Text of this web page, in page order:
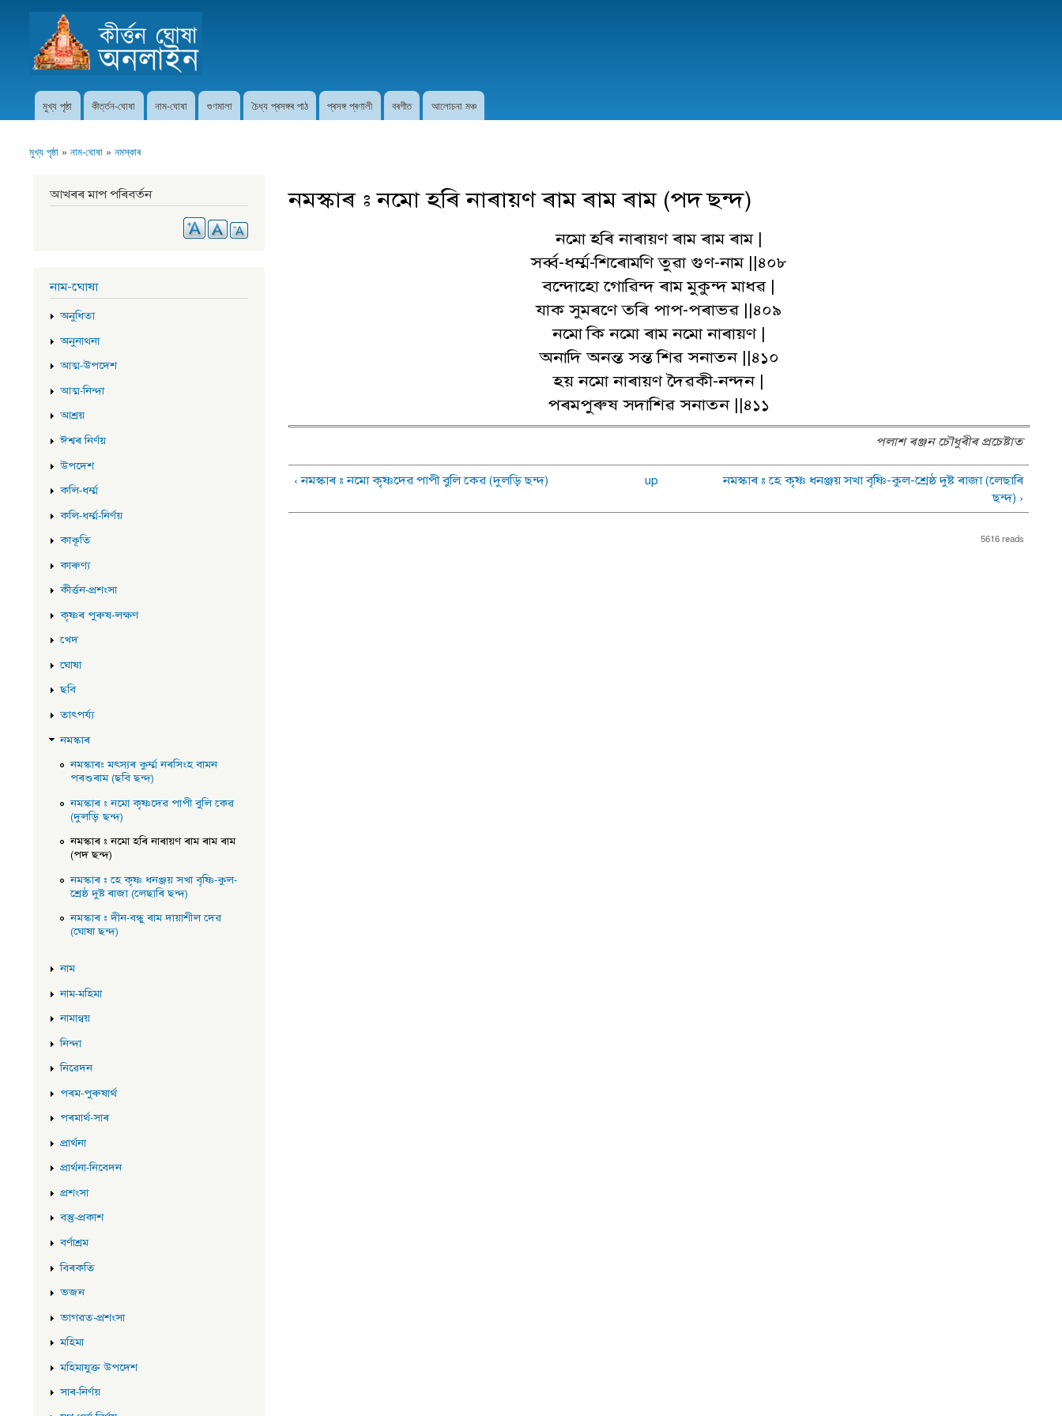
কীৰ্ত্তন ঘোষা অনলাইন
Main menu
মুখ্য পৃষ্ঠা কীৰ্ত্তন-ঘোষা নাম-ঘোষা গুণমালা চৈধ্য প্ৰসঙ্গৰ পাঠ প্ৰসঙ্গ প্ৰণালী বৰগীত আলোচনা মঞ্চ
You are here
মুখ্য পৃষ্ঠা » নাম-ঘোষা » নমস্কাৰ
নমস্কাৰ : নমো হৰি নাৰায়ণ ৰাম ৰাম ৰাম (পদ ছন্দ)
নমো হৰি নাৰায়ণ ৰাম ৰাম ৰাম |
সৰ্ব্ব-ধৰ্ম্ম-শিৰোমণি তুৱা গুণ-নাম ||৪০৮
বন্দোহো গোৱিন্দ ৰাম মুকুন্দ মাধৱ |
যাক সুমৰণে তৰি পাপ-পৰাভৱ ||৪০৯
নমো কি নমো ৰাম নমো নাৰায়ণ |
অনাদি অনন্ত সন্ত শিৱ সনাতন ||৪১০
হয় নমো নাৰায়ণ দৈৱকী-নন্দন |
পৰমপুৰুষ সদাশিৱ সনাতন ||৪১১
পলাশ ৰঞ্জন চৌধুৰীৰ প্ৰচেষ্টাত
‹ নমস্কাৰ : নমো কৃষ্ণদেৱ পাপী বুলি কেৱ (দুলড়ি ছন্দ) up
নমস্কাৰ : হে কৃষ্ণ ধনঞ্জয় সখা বৃষ্ণি-কুল-শ্ৰেষ্ঠ দুষ্ট ৰাজা (লেছাৰি
ছন্দ) ›
5616 reads
আখৰৰ মাপ পৰিবৰ্তন
নাম-ঘোষা
অনুধিতা
অনুনাথনা
আত্ম-উপদেশ
আত্ম-নিন্দা
আশ্ৰয়
ঈশ্বৰ নিৰ্ণয়
উপদেশ
কলি-ধৰ্ম্ম
কলি-ধৰ্ম্ম-নিৰ্ণয়
কাকূতি
কাৰুণ্য
কীৰ্ত্তন-প্ৰশংসা
কৃষ্ণৰ পুৰুষ-লক্ষণ
খেদ
ঘোষা
ছবি
তাৎপৰ্য্য
নমস্কাৰ
নমস্কাৰ: মত্স্যৰ কুৰ্ম্ম নৰসিংহ বামন
পৰশুৰাম (ছবি ছন্দ)
নমস্কাৰ : নমো কৃষ্ণদেৱ পাপী বুলি কেৱ
(দুলড়ি ছন্দ)
নমস্কাৰ : নমো হৰি নাৰায়ণ ৰাম ৰাম ৰাম
(পদ ছন্দ)
নমস্কাৰ : হে কৃষ্ণ ধনঞ্জয় সখা বৃষ্ণি-কুল-
শ্ৰেষ্ঠ দুষ্ট ৰাজা (লেছাৰি ছন্দ)
নমস্কাৰ : দীন-বন্ধু ৰাম দায়াশীল দেৱ
(ঘোষা ছন্দ)
নাম
নাম-মহিমা
নামান্বয়
নিন্দা
নিৱেদন
পৰম-পুৰুষাৰ্থ
পৰমাৰ্থ-সাৰ
প্ৰাৰ্থনা
প্ৰাৰ্থনা-নিবেদন
প্ৰশংসা
বস্তু-প্ৰকাশ
বৰ্ণাশ্ৰম
বিৰকতি
ভজন
ভাগৱত-প্ৰশংসা
মহিমা
মহিমাযুক্ত উপদেশ
সাৰ-নিৰ্ণয়